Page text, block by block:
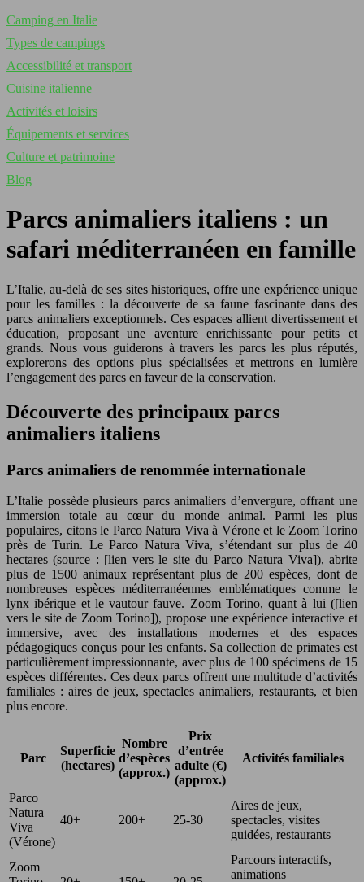
Camping en Italie
Types de campings
Accessibilité et transport
Cuisine italienne
Activités et loisirs
Équipements et services
Culture et patrimoine
Blog
Parcs animaliers italiens : un
safari méditerranéen en famille
L’Italie, au-delà de ses sites historiques, offre une expérience unique
pour les familles : la découverte de sa faune fascinante dans des
parcs animaliers exceptionnels. Ces espaces allient divertissement et
éducation, proposant une aventure enrichissante pour petits et
grands. Nous vous guiderons à travers les parcs les plus réputés,
explorerons des options plus spécialisées et mettrons en lumière
l’engagement des parcs en faveur de la conservation.
Découverte des principaux parcs
animaliers italiens
Parcs animaliers de renommée internationale
L’Italie possède plusieurs parcs animaliers d’envergure, offrant une
immersion totale au cœur du monde animal. Parmi les plus
populaires, citons le Parco Natura Viva à Vérone et le Zoom Torino
près de Turin. Le Parco Natura Viva, s’étendant sur plus de 40
hectares (source : [lien vers le site du Parco Natura Viva]), abrite
plus de 1500 animaux représentant plus de 200 espèces, dont de
nombreuses espèces méditerranéennes emblématiques comme le
lynx ibérique et le vautour fauve. Zoom Torino, quant à lui ([lien
vers le site de Zoom Torino]), propose une expérience interactive et
immersive, avec des installations modernes et des espaces
pédagogiques conçus pour les enfants. Sa collection de primates est
particulièrement impressionnante, avec plus de 100 spécimens de 15
espèces différentes. Ces deux parcs offrent une multitude d’activités
familiales : aires de jeux, spectacles animaliers, restaurants, et bien
plus encore.
Parc
Superficie
(hectares)
Nombre
d’espèces
(approx.)
Prix
d’entrée
adulte (€)
(approx.)
Activités familiales
Parco
Natura
Viva
(Vérone)
40+ 200+ 25-30
Aires de jeux,
spectacles, visites
guidées, restaurants
Zoom
Parcours interactifs,
animations